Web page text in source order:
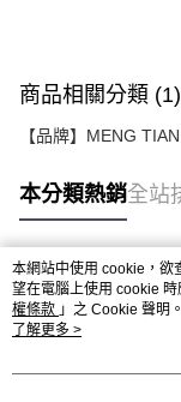
商品相關分類 (1)
【品牌】MENG
本分類熱銷全站
熱門標籤
本網站中使用 cookie，欲
望在電腦上使用 cookie
權條款 」之 Cookie 聲明
用條款之 Cookie 聲明使用
了解更多 >